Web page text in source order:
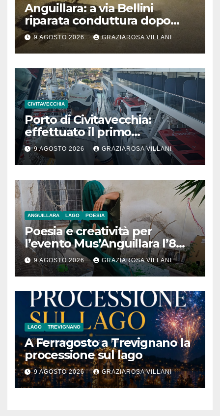
Anguillara: a via Bellini
riparata conduttura dopo
segnalazione IdD
9 AGOSTO 2026 GRAZIAROSA VILLANI
CIVITAVECCHIA
Porto di Civitavecchia:
effettuato il primo
rifornimento di GNL ad una
nave da crociera
9 AGOSTO 2026 GRAZIAROSA VILLANI
ANGUILLARA LAGO POESIA
Poesia e creatività per
l’evento Mus’Anguillara l’8
agosto 2026 al Museo
Contadino
9 AGOSTO 2026 GRAZIAROSA VILLANI
LAGO TREVIGNANO
A Ferragosto a Trevignano la
processione sul lago
9 AGOSTO 2026 GRAZIAROSA VILLANI